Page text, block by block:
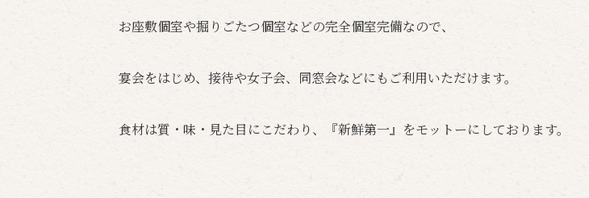
お座敷個室や掘りごたつ個室などの完全個室完備なので、
宴会をはじめ、接待や女子会、同窓会などにもご利用いただけます。
食材は質・味・見た目にこだわり、『新鮮第一』をモットーにしております。